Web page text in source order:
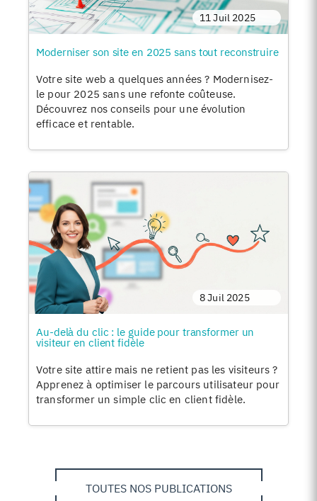
11 Juil 2025
Moderniser son site en 2025 sans tout reconstruire
Votre site web a quelques années ? Modernisez-
le pour 2025 sans une refonte coûteuse.
Découvrez nos conseils pour une évolution
efficace et rentable.
8 Juil 2025
Au-delà du clic : le guide pour transformer un
visiteur en client fidèle
Votre site attire mais ne retient pas les visiteurs ?
Apprenez à optimiser le parcours utilisateur pour
transformer un simple clic en client fidèle.
TOUTES NOS PUBLICATIONS